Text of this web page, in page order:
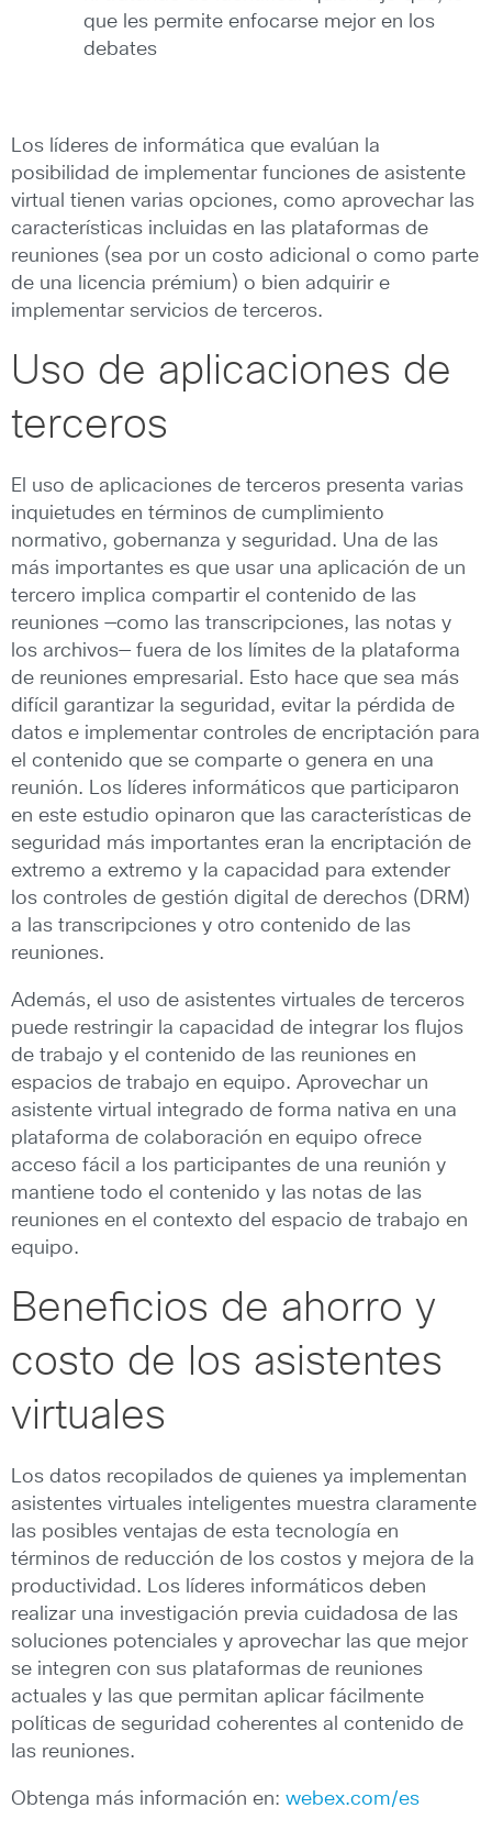
que les permite enfocarse mejor en los
debates
Los líderes de informática que evalúan la
posibilidad de implementar funciones de asistente
virtual tienen varias opciones, como aprovechar las
características incluidas en las plataformas de
reuniones (sea por un costo adicional o como parte
de una licencia prémium) o bien adquirir e
implementar servicios de terceros.
Uso de aplicaciones de
terceros
El uso de aplicaciones de terceros presenta varias
inquietudes en términos de cumplimiento
normativo, gobernanza y seguridad. Una de las
más importantes es que usar una aplicación de un
tercero implica compartir el contenido de las
reuniones —como las transcripciones, las notas y
los archivos— fuera de los límites de la plataforma
de reuniones empresarial. Esto hace que sea más
difícil garantizar la seguridad, evitar la pérdida de
datos e implementar controles de encriptación para
el contenido que se comparte o genera en una
reunión. Los líderes informáticos que participaron
en este estudio opinaron que las características de
seguridad más importantes eran la encriptación de
extremo a extremo y la capacidad para extender
los controles de gestión digital de derechos (DRM)
a las transcripciones y otro contenido de las
reuniones.
Además, el uso de asistentes virtuales de terceros
puede restringir la capacidad de integrar los flujos
de trabajo y el contenido de las reuniones en
espacios de trabajo en equipo. Aprovechar un
asistente virtual integrado de forma nativa en una
plataforma de colaboración en equipo ofrece
acceso fácil a los participantes de una reunión y
mantiene todo el contenido y las notas de las
reuniones en el contexto del espacio de trabajo en
equipo.
Beneficios de ahorro y
costo de los asistentes
virtuales
Los datos recopilados de quienes ya implementan
asistentes virtuales inteligentes muestra claramente
las posibles ventajas de esta tecnología en
términos de reducción de los costos y mejora de la
productividad. Los líderes informáticos deben
realizar una investigación previa cuidadosa de las
soluciones potenciales y aprovechar las que mejor
se integren con sus plataformas de reuniones
actuales y las que permitan aplicar fácilmente
políticas de seguridad coherentes al contenido de
las reuniones.
Obtenga más información en: webex.com/es